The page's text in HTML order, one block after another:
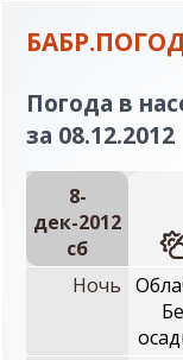
Погода в
за 08.12.2012
8-
дек-2012
сб
Ночь